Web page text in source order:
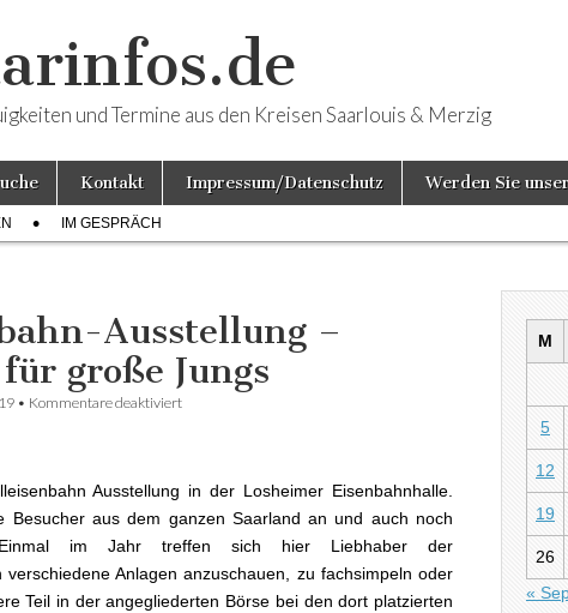
und Termine aus den Kreisen Saarlouis & Merzig
Kontakt Impressum/Datenschutz Werden Sie
IM GESPRÄCH
Ausstellung –
große Jungs
• Kommentare deaktiviert
Ausstellung in der Losheimer Eisenbahnhalle.
Besucher aus dem ganzen Saarland an und auch noch
im Jahr treffen sich hier Liebhaber der
Anlagen anzuschauen, zu fachsimpeln oder
Teil in der angegliederten Börse bei den dort platzierten
M
5
12
19
26
«